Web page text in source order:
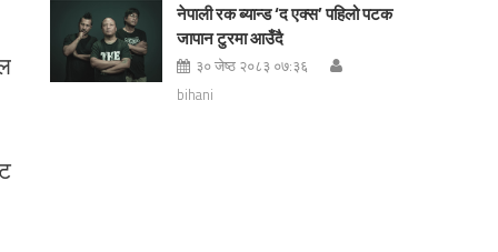
नेपाली रक ब्यान्ड ‘द एक्स’ पहिलो पटक
जापान टुरमा आउँदै
३० जेष्ठ २०८३ ०७:३६
bihani